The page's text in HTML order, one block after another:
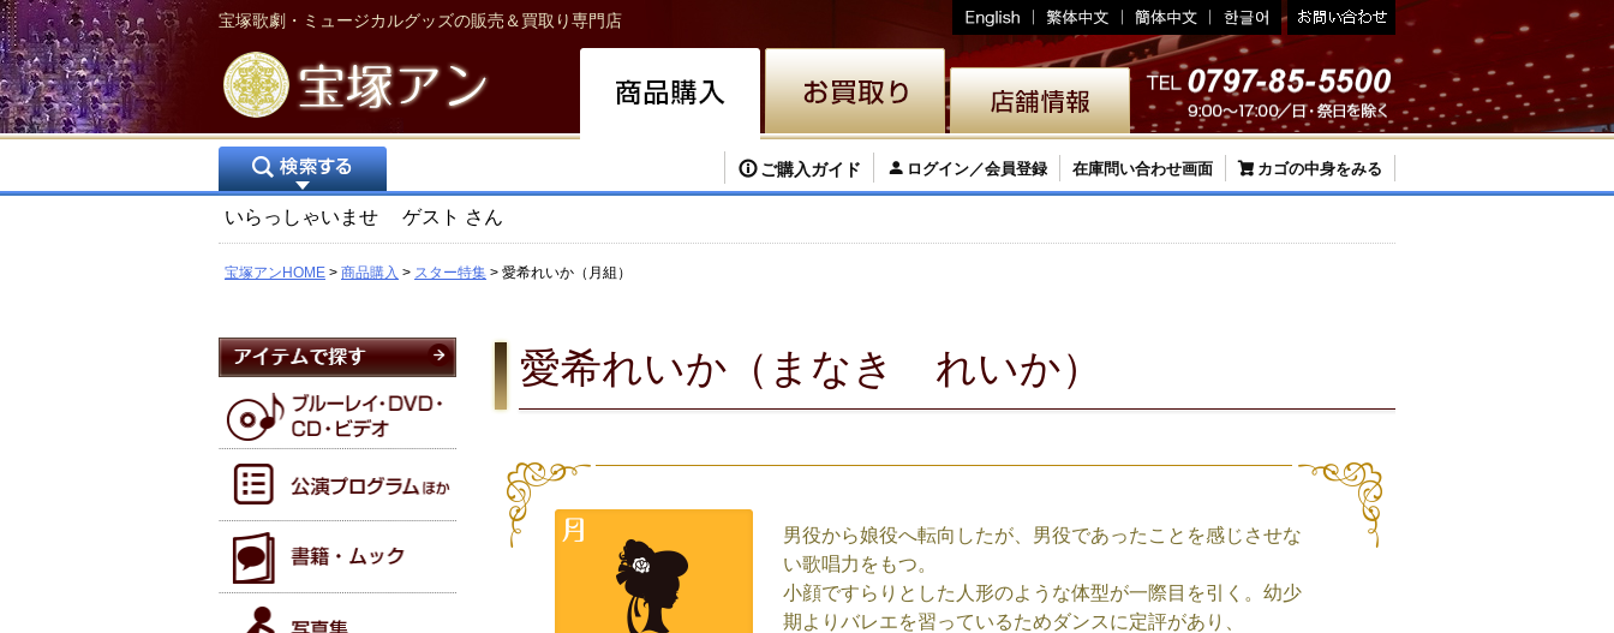
宝塚歌劇・ミュージカルグッズの販売＆買取り専門店
ご購入ガイド ログイン／会員登録 在庫問い合わせ画面 カゴの中身をみる
いらっしゃいませ ゲスト さん
宝塚アンHOME 商品購入 スター特集 愛希れいか（月組）
愛希れいか（まなき れいか）
男役から娘役へ転向したが、男役であったことを感じさせな
い歌唱力をもつ。
小顔ですらりとした人形のような体型が一際目を引く。幼少
期よりバレエを習っているためダンスに定評があり、